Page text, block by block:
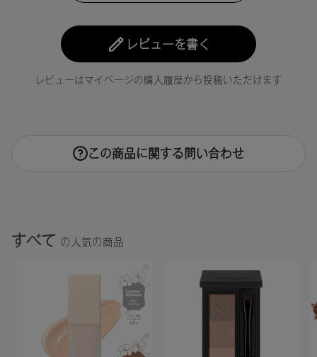
レビューを書く
レビューはマイページの購入履歴から投稿いただけます
この商品に関する問い合わせ
すべて の人気の商品